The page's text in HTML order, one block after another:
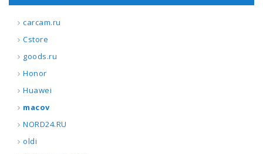
carcam.ru
Cstore
goods.ru
Honor
Huawei
macov
NORD24.RU
oldi